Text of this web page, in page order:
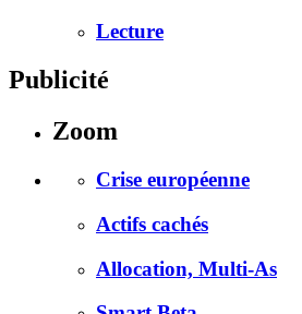
Lecture
Publicité
Zoom
Crise européenne
Actifs cachés
Allocation, Multi-As